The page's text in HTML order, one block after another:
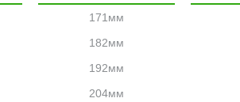
171мм
182мм
192мм
204мм